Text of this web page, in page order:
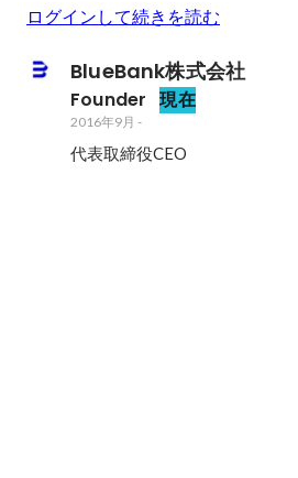
ログインして続きを読む
BlueBank株式会社
Founder 現在
2016年9月 -
代表取締役CEO